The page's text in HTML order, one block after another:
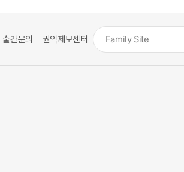
출간문의 권익제보센터